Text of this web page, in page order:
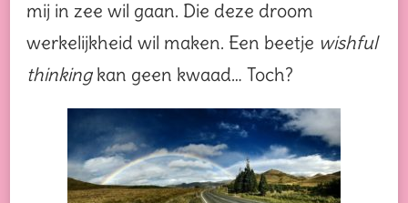
mij in zee wil gaan. Die deze droom
werkelijkheid wil maken. Een beetje wishful
thinkingkan geen kwaad… Toch?